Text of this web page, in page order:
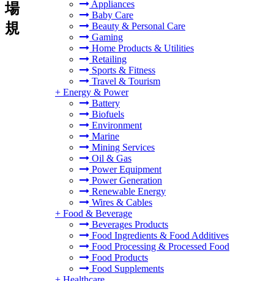
Appliances
Baby Care
Beauty & Personal Care
Gaming
Home Products & Utilities
Retailing
Sports & Fitness
Travel & Tourism
+ Energy & Power
Battery
Biofuels
Environment
Marine
Mining Services
Oil & Gas
Power Equipment
Power Generation
Renewable Energy
Wires & Cables
+ Food & Beverage
Beverages Products
Food Ingredients & Food Additives
Food Processing & Processed Food
Food Products
Food Supplements
場
規